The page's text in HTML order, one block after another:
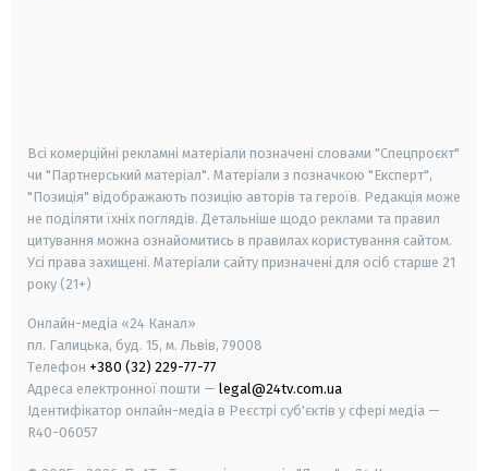
Всі комерційні рекламні матеріали позначені словами "Спецпроєкт"
чи "Партнерський матеріал". Матеріали з позначкою "Експерт",
"Позиція" відображають позицію авторів та героїв. Редакція може
не поділяти їхніх поглядів. Детальніше щодо реклами та правил
цитування можна ознайомитись в правилах користування сайтом.
Усі права захищені. Матеріали сайту призначені для осіб старше 21
року (21+)
Онлайн-медіа «24 Канал»
пл. Галицька, буд. 15, м. Львів, 79008
Телефон +380 (32) 229-77-77
Адреса електронної пошти — legal@24tv.com.ua
Ідентифікатор онлайн-медіа в Реєстрі суб'єктів у сфері медіа —
R40-06057